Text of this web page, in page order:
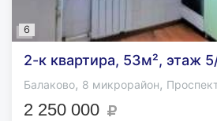
6
2-к квартира, 53м², этаж
Балаково, 8 микрорайон,
2 250 000